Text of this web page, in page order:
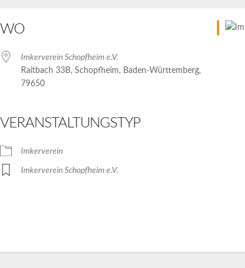
WO
Imkerverein Schopfheim e.V.
Raitbach 33B, Schopfheim, Baden-Württemberg,
79650
VERANSTALTUNGSTYP
Imkerverein
Imkerverein Schopfheim e.V.